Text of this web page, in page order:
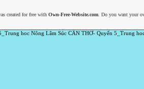
hoc Nông Lâm Súc CẦN THƠ- Quyển 5_Trung
created for free with Own-Free-Website.com. Do you want your